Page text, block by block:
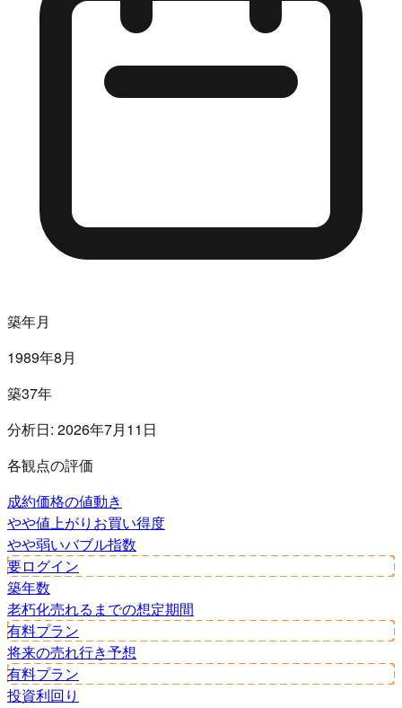
築年月
1989年8月
築37年
分析日: 2026年7月11日
各観点の評価
成約価格の値動き
やや値上がり お買い得度
やや弱いバブル指数
要ログイン
築年数
老朽化売れるまでの想定期間
有料プラン
将来の売れ行き予想
有料プラン
投資利回り